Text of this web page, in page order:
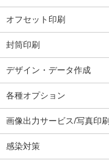
オフセット印刷
封筒印刷
デザイン・データ作成
各種オプション
画像出力サービス/写真印刷
感染対策